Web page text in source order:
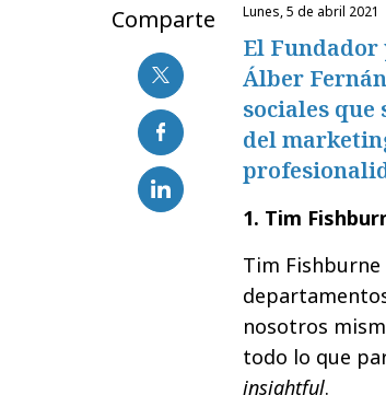
Comparte lunes, 5 de abril 2021
El Fundador
Álber
sociales que
del
1. Tim
Tim
nosotros
todo lo que
insightful.